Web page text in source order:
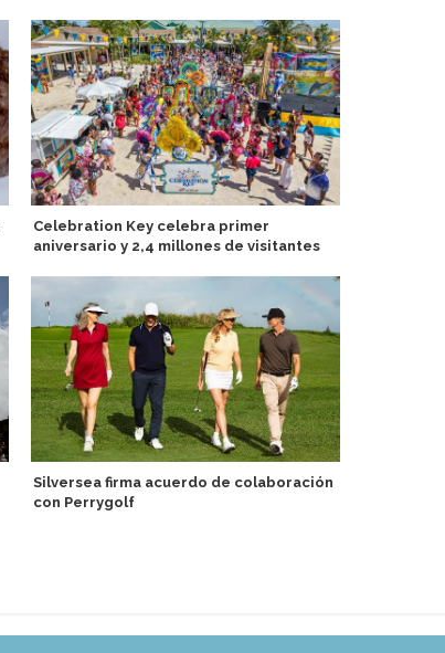
Celebration Key celebra primer
aniversario y 2,4 millones de visitantes
Silversea firma acuerdo de colaboración
con Perrygolf